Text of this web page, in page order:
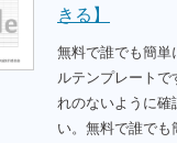
きる】
無料で誰でも簡単
ルテンプレート
れのないように確
い。無料で誰でも